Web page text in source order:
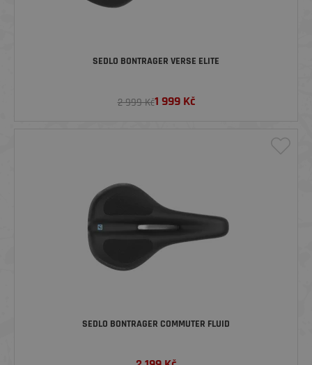
SEDLO BONTRAGER VERSE ELITE
2 999 Kč1 999Kč
SEDLO BONTRAGER COMMUTER FLUID